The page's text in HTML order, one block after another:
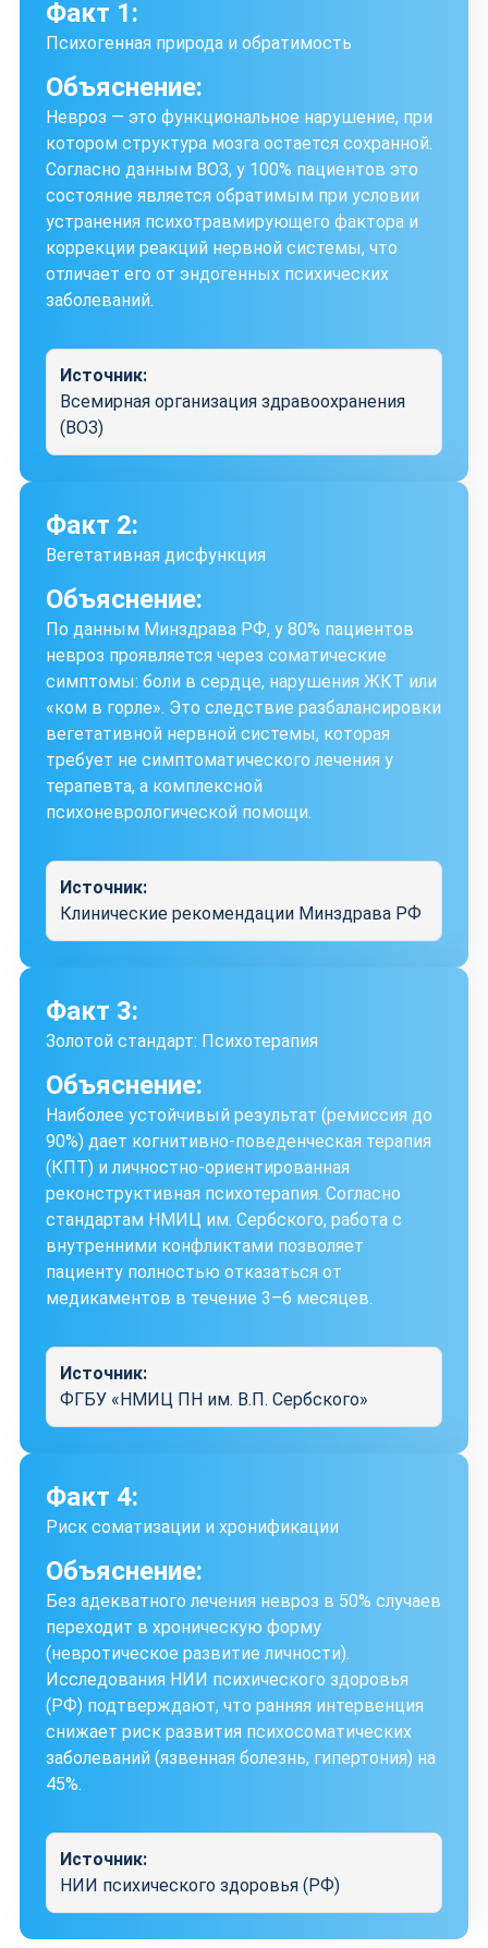
Факт 1:
Психогенная природа и обратимость
Объяснение:
Невроз — это функциональное нарушение, при
котором структура мозга остается сохранной.
Согласно данным ВОЗ, у 100% пациентов это
состояние является обратимым при условии
устранения психотравмирующего фактора и
коррекции реакций нервной системы, что
отличает его от эндогенных психических
заболеваний.
Источник:
Всемирная организация здравоохранения
(ВОЗ)
Факт 2:
Вегетативная дисфункция
Объяснение:
По данным Минздрава РФ, у 80% пациентов
невроз проявляется через соматические
симптомы: боли в сердце, нарушения ЖКТ или
«ком в горле». Это следствие разбалансировки
вегетативной нервной системы, которая
требует не симптоматического лечения у
терапевта, а комплексной
психоневрологической помощи.
Источник:
Клинические рекомендации Минздрава РФ
Факт 3:
Золотой стандарт: Психотерапия
Объяснение:
Наиболее устойчивый результат (ремиссия до
90%) дает когнитивно-поведенческая терапия
(КПТ) и личностно-ориентированная
реконструктивная психотерапия. Согласно
стандартам НМИЦ им. Сербского, работа с
внутренними конфликтами позволяет
пациенту полностью отказаться от
медикаментов в течение 3–6 месяцев.
Источник:
ФГБУ «НМИЦ ПН им. В.П. Сербского»
Факт 4:
Риск соматизации и хронификации
Объяснение:
Без адекватного лечения невроз в 50% случаев
переходит в хроническую форму
(невротическое развитие личности).
Исследования НИИ психического здоровья
(РФ) подтверждают, что ранняя интервенция
снижает риск развития психосоматических
заболеваний (язвенная болезнь, гипертония) на
45%.
Источник:
НИИ психического здоровья (РФ)